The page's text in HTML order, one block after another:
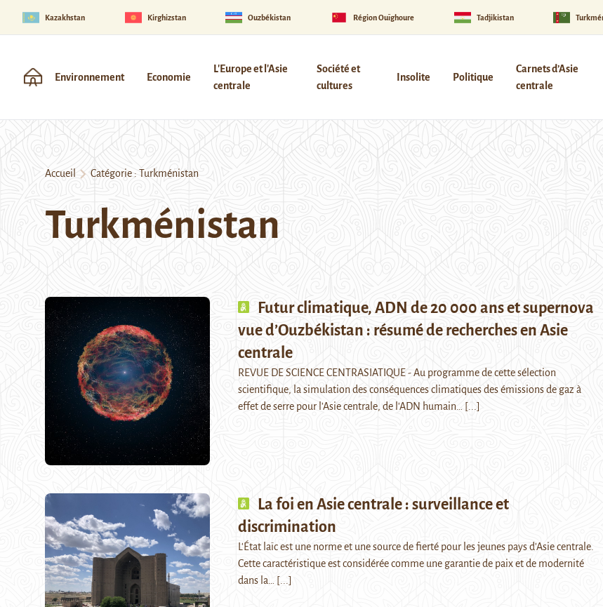
Kazakhstan Kirghizstan Ouzbékistan Région Ouïghoure Tadjikistan
Environnement Economie
L'Europe et l'Asie
centrale
Société et
cultures
Insolite Politique
Carnets d’Asie
centrale
Accueil Catégorie : Turkménistan
Turkménistan
Futur climatique, ADN de 20 000 ans et supernova
vue d’Ouzbékistan : résumé de recherches en Asie
centrale
REVUE DE SCIENCE CENTRASIATIQUE - Au programme de cette sélection
scientifique, la simulation des conséquences climatiques des émissions de gaz à
effet de serre pour l'Asie centrale, de l'ADN humain…
[...]
La foi en Asie centrale : surveillance et
discrimination
L'État laïc est une norme et une source de fierté pour les jeunes pays d'Asie centrale.
Cette caractéristique est considérée comme une garantie de paix et de modernité
dans la…
[...]